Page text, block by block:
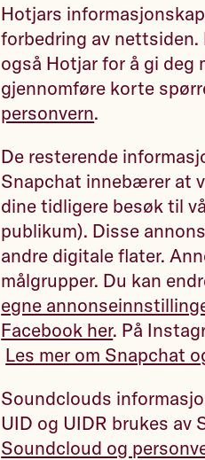
Hotjars
forbedring av nettsiden.
også Hotjar for å gi deg
gjennomføre korte
personvern.
De resterende
Snapchat innebærer at
dine tidligere besøk til
publikum). Disse
andre digitale flater.
målgrupper. Du kan
egne
Facebook her. På
Les mer om Snapchat
Soundclouds
UID og UIDR brukes av
Soundcloud og